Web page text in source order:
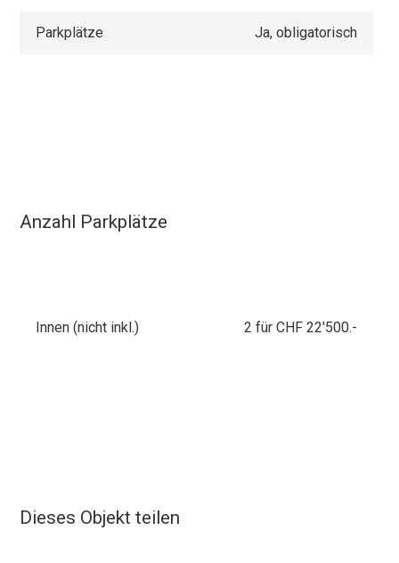
Parkplätze Ja, obligatorisch
Anzahl Parkplätze
Innen (nicht inkl.) 2 für CHF 22'500.-
Dieses Objekt teilen